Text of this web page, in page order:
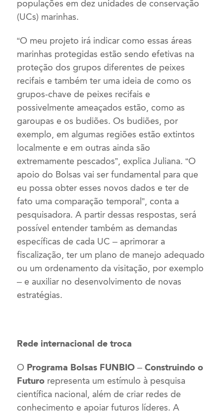
populações em dez unidades de conservação
(UCs) marinhas.
“O meu projeto irá indicar como essas áreas
marinhas protegidas estão sendo efetivas na
proteção dos grupos diferentes de peixes
recifais e também ter uma ideia de como os
grupos-chave de peixes recifais e
possivelmente ameaçados estão, como as
garoupas e os budiões. Os budiões, por
exemplo, em algumas regiões estão extintos
localmente e em outras ainda são
extremamente pescados”, explica Juliana. “O
apoio do Bolsas vai ser fundamental para que
eu possa obter esses novos dados e ter de
fato uma comparação temporal”, conta a
pesquisadora. A partir dessas respostas, será
possível entender também as demandas
específicas de cada UC – aprimorar a
fiscalização, ter um plano de manejo adequado
ou um ordenamento da visitação, por exemplo
– e auxiliar no desenvolvimento de novas
estratégias.
Rede internacional de troca
O Programa Bolsas FUNBIO – Construindo o
Futuro representa um estímulo à pesquisa
científica nacional, além de criar redes de
conhecimento e apoiar futuros líderes. A